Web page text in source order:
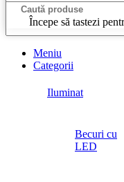
Începe să tastezi
Meniu
Categorii
Iluminat
Becuri cu
LED